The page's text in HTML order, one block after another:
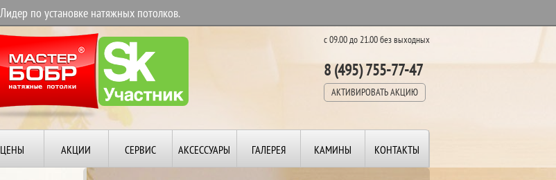
Лидер по установке натяжных потолков.
с 09.00 до 21.00 без выходных
8 (495) 755-77-47
АКТИВИРОВАТЬ АКЦИЮ
ЦЕНЫ АКЦИИ СЕРВИС АКСЕССУАРЫ ГАЛЕРЕЯ КАМИНЫ КОНТАКТЫ